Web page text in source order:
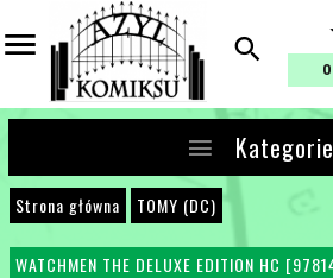
0
Kategorie
Strona główna TOMY (DC)
WATCHMEN THE DELUXE EDITION HC